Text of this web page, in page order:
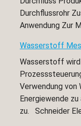
Durchflussrohr
Anwendung Zur
Wasserstoff
Wasserstoff wird
Verwendung
Energiewende
zu. Schneider